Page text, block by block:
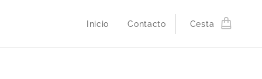
Inicio Contacto Cesta